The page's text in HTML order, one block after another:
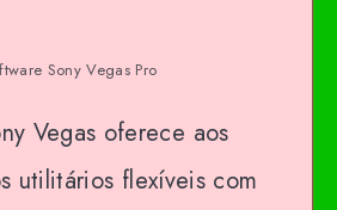
Sony Vegas Pro
Vegas oferece aos
utilitários flexíveis com